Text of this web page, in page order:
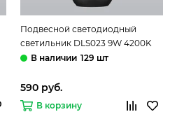
Подвесной светодиодный
светильник DLS023 9W 4200K
черный Elektrostandard
129 шт
590 руб.
В корзину